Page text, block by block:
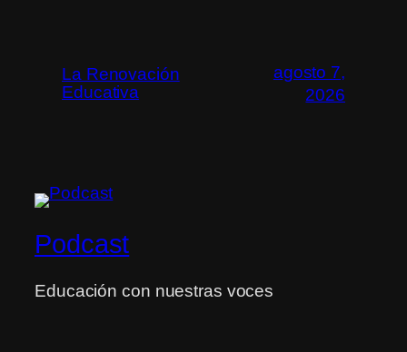
La Renovación
Educativa
agosto 7,
2026
Podcast
Educación con nuestras voces